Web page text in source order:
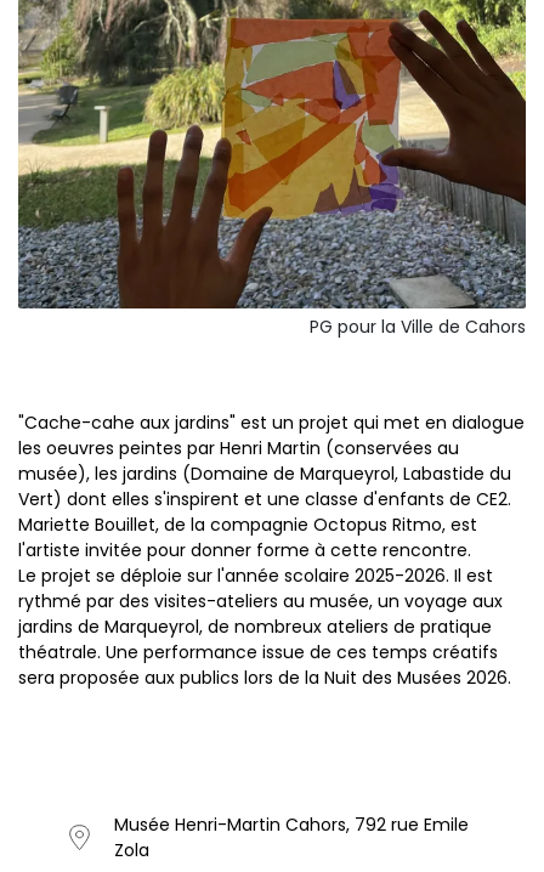
PG pour la Ville de Cahors
"Cache-cahe aux jardins" est un projet qui met en dialogue
les oeuvres peintes par Henri Martin (conservées au
musée), les jardins (Domaine de Marqueyrol, Labastide du
Vert) dont elles s'inspirent et une classe d'enfants de CE2.
Mariette Bouillet, de la compagnie Octopus Ritmo, est
l'artiste invitée pour donner forme à cette rencontre.
Le projet se déploie sur l'année scolaire 2025-2026. Il est
rythmé par des visites-ateliers au musée, un voyage aux
jardins de Marqueyrol, de nombreux ateliers de pratique
théatrale. Une performance issue de ces temps créatifs
sera proposée aux publics lors de la Nuit des Musées 2026.
Musée Henri-Martin Cahors, 792 rue Emile
Zola